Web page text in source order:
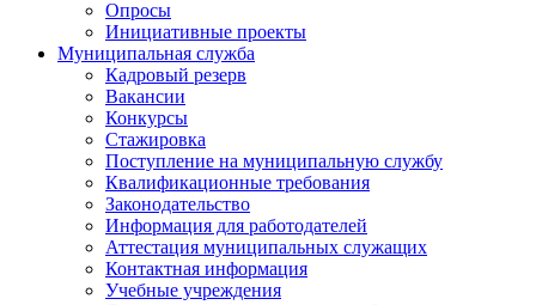
Опросы
Инициативные проекты
Муниципальная служба
Кадровый резерв
Вакансии
Конкурсы
Стажировка
Поступление на муниципальную службу
Квалификационные требования
Законодательство
Информация для работодателей
Аттестация муниципальных служащих
Контактная информация
Учебные учреждения